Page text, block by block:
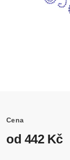
Cena
od 442 Kč